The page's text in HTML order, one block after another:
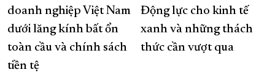
doanh nghiệp Việt Nam
dưới lăng kính bất ổn
toàn cầu và chính sách
tiền tệ
Động lực cho kinh tế
xanh và những thách
thức cần vượt qua